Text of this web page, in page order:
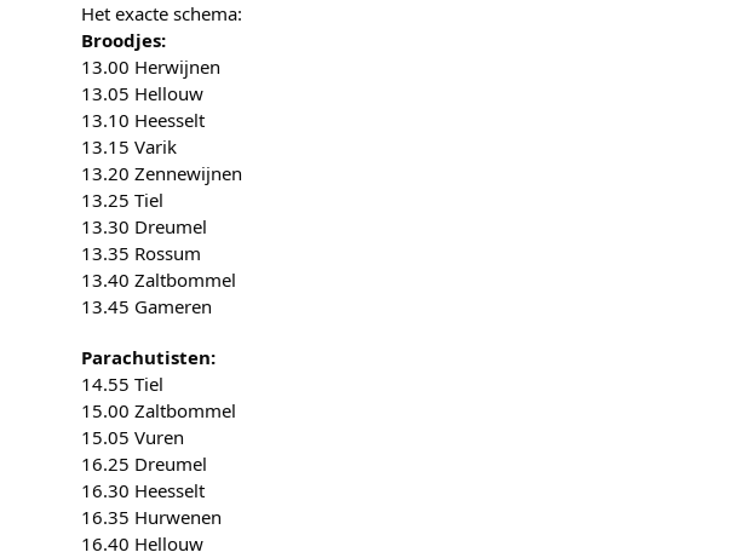
Het exacte schema:
Broodjes:
13.00 Herwijnen
13.05 Hellouw
13.10 Heesselt
13.15 Varik
13.20 Zennewijnen
13.25 Tiel
13.30 Dreumel
13.35 Rossum
13.40 Zaltbommel
13.45 Gameren
Parachutisten:
14.55 Tiel
15.00 Zaltbommel
15.05 Vuren
16.25 Dreumel
16.30 Heesselt
16.35 Hurwenen
16.40 Hellouw